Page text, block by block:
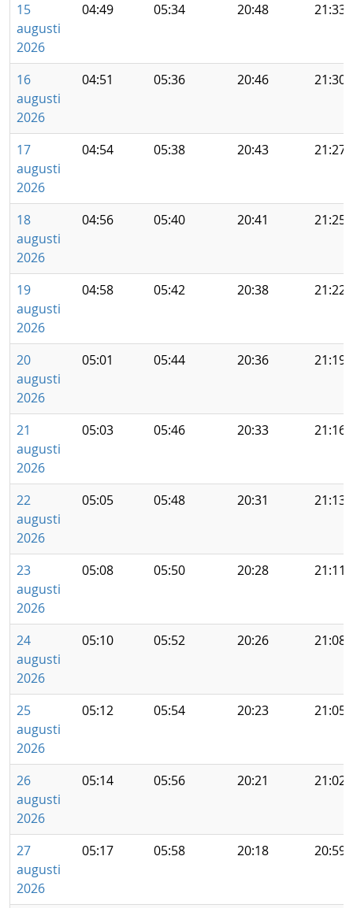
15
augusti
2026
04:49 05:34 20:48 21:33
16
augusti
2026
04:51 05:36 20:46 21:30
17
augusti
2026
04:54 05:38 20:43 21:27
18
augusti
2026
04:56 05:40 20:41 21:25
19
augusti
2026
04:58 05:42 20:38 21:22
20
augusti
2026
05:01 05:44 20:36 21:19
21
augusti
2026
05:03 05:46 20:33 21:16
22
augusti
2026
05:05 05:48 20:31 21:13
23
augusti
2026
05:08 05:50 20:28 21:11
24
augusti
2026
05:10 05:52 20:26 21:08
25
augusti
2026
05:12 05:54 20:23 21:05
26
augusti
2026
05:14 05:56 20:21 21:02
27
augusti
2026
05:17 05:58 20:18 20:59